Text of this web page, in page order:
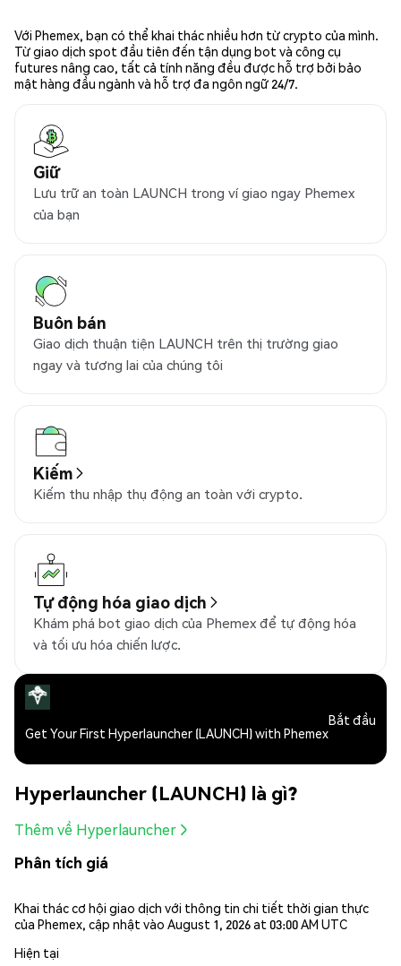
Với Phemex, bạn có thể khai thác nhiều hơn từ crypto của mình.
Từ giao dịch spot đầu tiên đến tận dụng bot và công cụ
futures nâng cao, tất cả tính năng đều được hỗ trợ bởi bảo
mật hàng đầu ngành và hỗ trợ đa ngôn ngữ 24/7.
Giữ
Lưu trữ an toàn LAUNCH trong ví giao ngay Phemex
của bạn
Buôn bán
Giao dịch thuận tiện LAUNCH trên thị trường giao
ngay và tương lai của chúng tôi
Kiếm
Kiếm thu nhập thụ động an toàn với crypto.
Tự động hóa giao dịch
Khám phá bot giao dịch của Phemex để tự động hóa
và tối ưu hóa chiến lược.
Get Your First Hyperlauncher (LAUNCH) with Phemex
Bắt đầu
Hyperlauncher (LAUNCH) là gì?
Thêm về Hyperlauncher
Phân tích giá
Khai thác cơ hội giao dịch với thông tin chi tiết thời gian thực
của Phemex, cập nhật vào August 1, 2026 at 03:00 AM UTC
Hiện tại